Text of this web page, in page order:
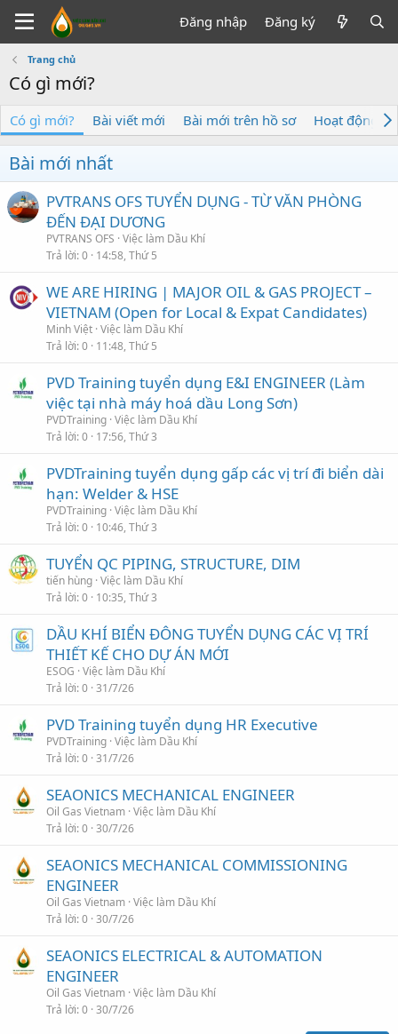
Đăng nhập Đăng ký
Trang chủ
Có gì mới?
Có gì mới? Bài viết mới Bài mới trên hồ sơ Hoạt động
Bài mới nhất
PVTRANS OFS TUYỂN DỤNG - TỪ VĂN PHÒNG
ĐẾN ĐẠI DƯƠNG
PVTRANS OFS Việc làm Dầu Khí
Trả lời 0 14:58, Thứ 5
WE ARE HIRING | MAJOR OIL & GAS PROJECT –
VIETNAM (Open for Local & Expat Candidates)
Minh Việt Việc làm Dầu Khí
Trả lời 0 11:48, Thứ 5
PVD Training tuyển dụng E&I ENGINEER (Làm
việc tại nhà máy hoá dầu Long Sơn)
PVDTraining Việc làm Dầu Khí
Trả lời 0 17:56, Thứ 3
PVDTraining tuyển dụng gấp các vị trí đi biển dài
hạn: Welder & HSE
PVDTraining Việc làm Dầu Khí
Trả lời 0 10:46, Thứ 3
TUYỂN QC PIPING, STRUCTURE, DIM
tiến hùng Việc làm Dầu Khí
Trả lời 0 10:35, Thứ 3
DẦU KHÍ BIỂN ĐÔNG TUYỂN DỤNG CÁC VỊ TRÍ
THIẾT KẾ CHO DỰ ÁN MỚI
ESOG Việc làm Dầu Khí
Trả lời 0 31/7/26
PVD Training tuyển dụng HR Executive
PVDTraining Việc làm Dầu Khí
Trả lời 0 31/7/26
SEAONICS MECHANICAL ENGINEER
Oil Gas Vietnam Việc làm Dầu Khí
Trả lời 0 30/7/26
SEAONICS MECHANICAL COMMISSIONING
ENGINEER
Oil Gas Vietnam Việc làm Dầu Khí
Trả lời 0 30/7/26
SEAONICS ELECTRICAL & AUTOMATION
ENGINEER
Oil Gas Vietnam Việc làm Dầu Khí
Trả lời 0 30/7/26